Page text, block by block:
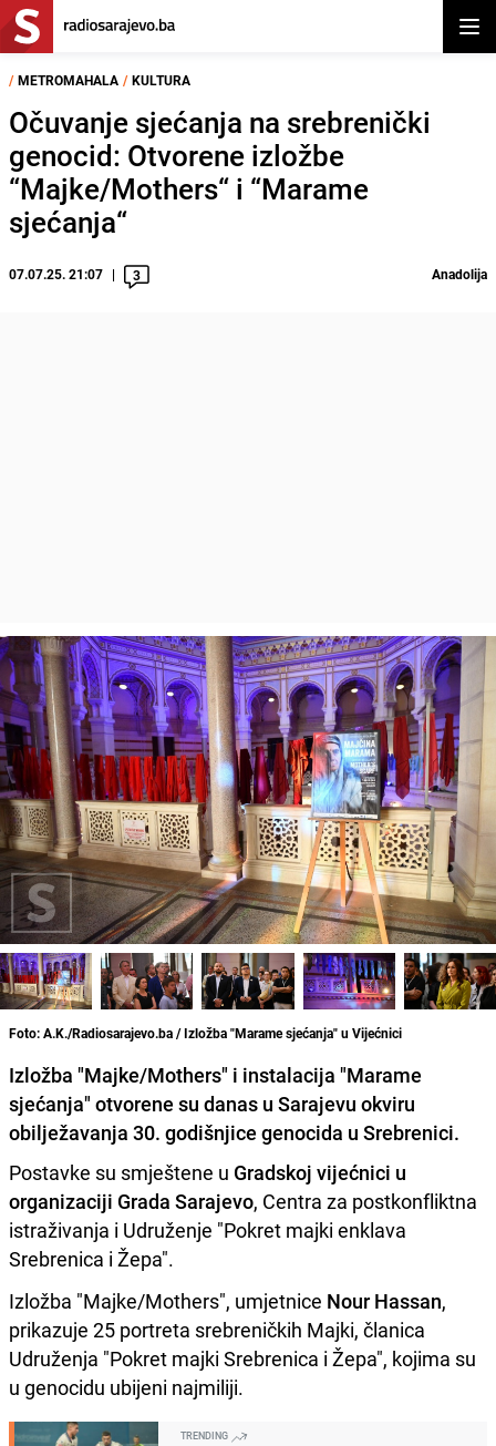
/ METROMAHALA / KULTURA
Očuvanje sjećanja na srebrenički
genocid: Otvorene izložbe
“Majke/Mothers“ i “Marame
sjećanja“
07.07.25. 21:07 3 Anadolija
Foto: A.K./Radiosarajevo.ba / Izložba "Marame sjećanja" u Vijećnici
Izložba "Majke/Mothers" i instalacija "Marame
sjećanja" otvorene su danas u Sarajevu okviru
obilježavanja 30. godišnjice genocida u Srebrenici.
Postavke su smještene u Gradskoj vijećnici u
organizaciji Grada Sarajevo, Centra za postkonfliktna
istraživanja i Udruženje "Pokret majki enklava
Srebrenica i Žepa".
Izložba "Majke/Mothers", umjetnice Nour Hassan,
prikazuje 25 portreta srebreničkih Majki, članica
Udruženja "Pokret majki Srebrenica i Žepa", kojima su
u genocidu ubijeni najmiliji.
TRENDING